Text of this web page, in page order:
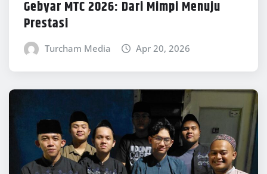
Gebyar MTC 2026: Dari Mimpi Menuju
Prestasi
Turcham Media Apr 20, 2026